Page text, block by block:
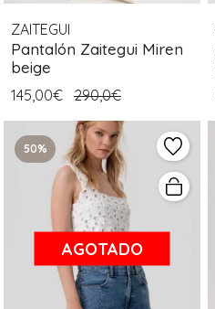
ZAITEGUI
Pantalón Zaitegui Miren
beige
145,00€ 290,0€
50%
AGOTADO